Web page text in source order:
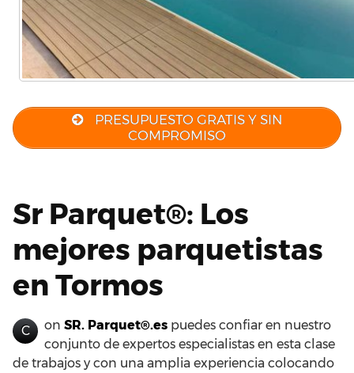
PRESUPUESTO GRATIS Y SIN
COMPROMISO
Sr Parquet®: Los
mejores parquetistas
en Tormos
C on SR. Parquet®.es puedes confiar en nuestro
conjunto de expertos especialistas en esta clase
de trabajos y con una amplia experiencia colocando